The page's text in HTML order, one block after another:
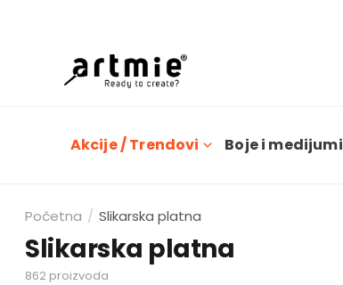
Akcije / Trendovi Boje i medijumi
Početna / Slikarska platna
Slikarska platna
862 proizvoda